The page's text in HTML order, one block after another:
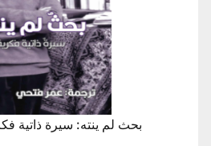
بحث لم ينته: سيرة ذاتية